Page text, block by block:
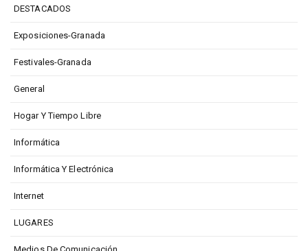
DESTACADOS
Exposiciones-Granada
Festivales-Granada
General
Hogar Y Tiempo Libre
Informática
Informática Y Electrónica
Internet
LUGARES